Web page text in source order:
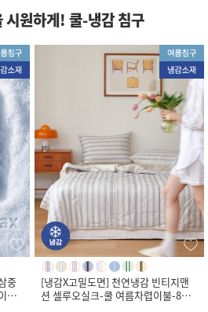
시원하게! 쿨-냉감 침구
중
트
[냉감X고밀도면] 천연냉감 빈티지맨
션 셀루오실크-쿨 여름차렵이불-8컬